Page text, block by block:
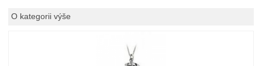
O kategorii výše